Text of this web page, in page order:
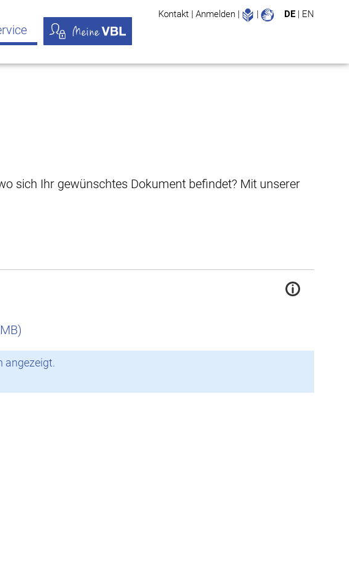
Kontakt | Anmelden | Leichte Sprache
| DE | EN
sich Ihr gewünschtes Dokument befindet? Mit unserer
angezeigt.